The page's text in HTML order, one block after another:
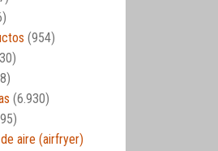
(954)
(6.930)
aire (airfryer)